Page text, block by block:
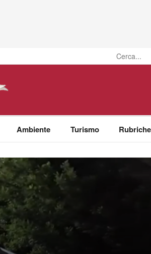
Ambiente Turismo Rubriche